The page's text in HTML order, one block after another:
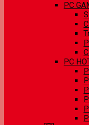
PC
PC